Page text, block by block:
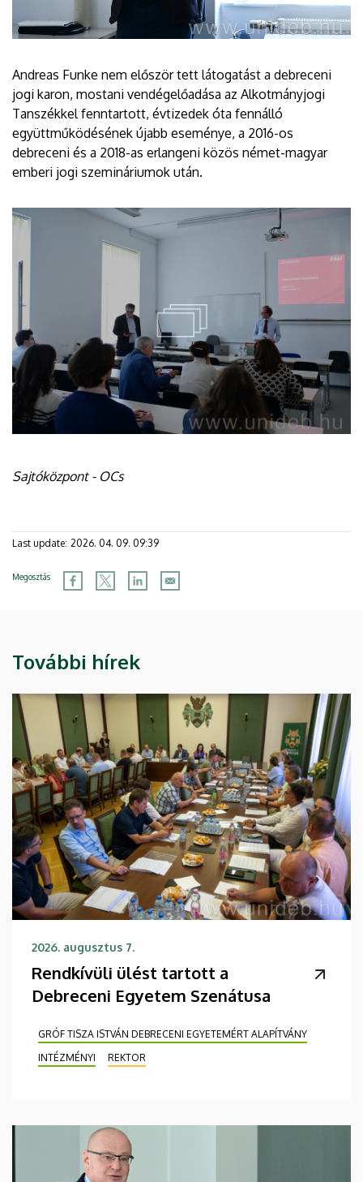
Andreas Funke nem először tett látogatást a debreceni
jogi karon, mostani vendégelőadása az Alkotmányjogi
Tanszékkel fenntartott, évtizedek óta fennálló
együttműködésének újabb eseménye, a 2016-os
debreceni és a 2018-as erlangeni közös német-magyar
emberi jogi szemináriumok után.
Sajtóközpont - OCs
Last update: 2026. 04. 09. 09:39
Megosztás
További hírek
2026. augusztus 7.
Rendkívüli ülést tartott a
Debreceni Egyetem Szenátusa
GRÓF TISZA ISTVÁN DEBRECENI EGYETEMÉRT ALAPÍTVÁNY
INTÉZMÉNYI
REKTOR